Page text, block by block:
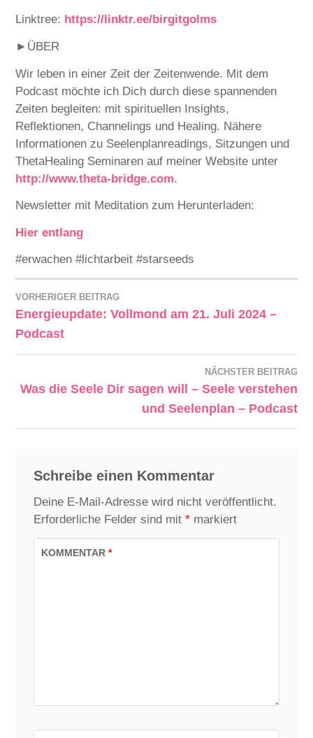
Linktree: ⁠https://linktr.ee/birgitgolms⁠
►ÜBER
Wir leben in einer Zeit der Zeitenwende. Mit dem
Podcast möchte ich Dich durch diese spannenden
Zeiten begleiten: mit spirituellen Insights,
Reflektionen, Channelings und Healing. Nähere
Informationen zu Seelenplanreadings, Sitzungen und
ThetaHealing Seminaren auf meiner Website unter
http://www.theta-bridge.com⁠⁠⁠⁠⁠⁠⁠⁠⁠⁠⁠⁠⁠⁠⁠⁠⁠⁠⁠⁠⁠⁠⁠⁠⁠⁠⁠⁠⁠⁠⁠⁠⁠⁠⁠.
Newsletter mit Meditation zum Herunterladen:
Hier entlang⁠⁠⁠⁠⁠⁠⁠⁠
#erwachen #lichtarbeit #starseeds
VORHERIGER BEITRAG
Energieupdate: Vollmond am 21. Juli 2024 –
Podcast
NÄCHSTER BEITRAG
Was die Seele Dir sagen will – Seele verstehen
und Seelenplan – Podcast
Schreibe einen Kommentar
Deine E-Mail-Adresse wird nicht veröffentlicht.
Erforderliche Felder sind mit *markiert
KOMMENTAR*